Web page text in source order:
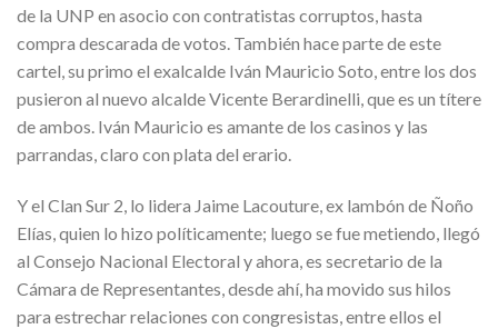
de la UNP en asocio con contratistas corruptos, hasta
compra descarada de votos. También hace parte de este
cartel, su primo el exalcalde Iván Mauricio Soto, entre los dos
pusieron al nuevo alcalde Vicente Berardinelli, que es un títere
de ambos. Iván Mauricio es amante de los casinos y las
parrandas, claro con plata del erario.
Y el Clan Sur 2, lo lidera Jaime Lacouture, ex lambón de Ñoño
Elías, quien lo hizo políticamente; luego se fue metiendo, llegó
al Consejo Nacional Electoral y ahora, es secretario de la
Cámara de Representantes, desde ahí, ha movido sus hilos
para estrechar relaciones con congresistas, entre ellos el